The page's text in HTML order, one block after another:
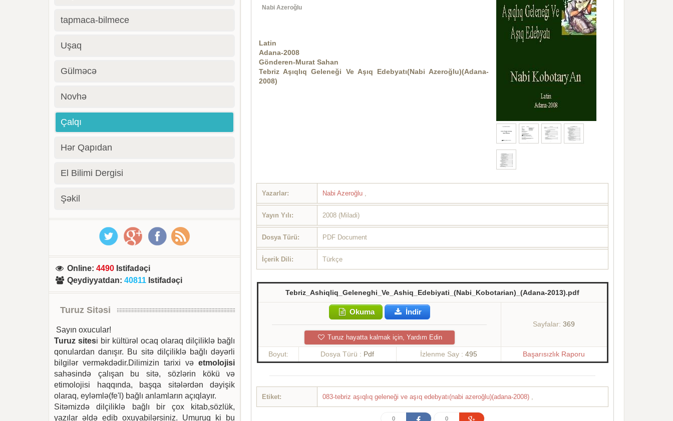
NabiAzeroğlu
Latin
Adana-2008
Gönderen-Murat Sahan
Tebriz Aşıqlıq Geleneği Ve Aşıq Edebyatı(Nabi Azeroğlu)(Adana-
2008)
Yazarlar: Nabi Azeroğlu ,
Yayın Yılı: 2008 (Miladi)
Dosya Türü: PDF Document
İçerik Dili: Türkçe
Tebriz_Ashiqliq_Geleneghi_Ve_Ashiq_Edebiyati_(Nabi_Kobotarian)_(Adana-2013).pdf
Okuma İndir
Turuz hayatta kalmak için, Yardım Edin
Sayfalar: 369
Boyut: Dosya Türü : Pdf İzlenme Say : 495 Başarısızlık Raporu
Etiket: 083-tebriz aşıqlıq geleneği ve aşıq edebyatı(nabi azeroğlu)(adana-2008) ,
0 0
tapmaca-bilmece
Uşaq
Gülməcə
Novhə
Çalqı
Hər Qapıdan
El Bilimi Dergisi
Şəkil
Online:4490 Istifadəçi
Qeydiyyatdan:40811 Istifadəçi
Turuz Sitəsi
Sayın oxucular!
Turuz sitesi bir kültürəl ocaq olaraq dilçiliklə bağlı
qonulardan danışır. Bu sitə dilçiliklə bağlı dəyərli
bilgilər verməkdədir.Dilimizin tarixi vəetmolojisi
sahəsində çalışan bu sitə, sözlərin kökü və
etimolojisi haqqında, başqa sitələrdən dəyişik
olaraq, eyləmlə(fe'l) bağlı anlamların açıqlayır.
Sitəmizdə dilçiliklə bağlı bir çox kitab,sözlük,
yazılar əldə edib oxuyabilərsiniz. Umuruq ki bu